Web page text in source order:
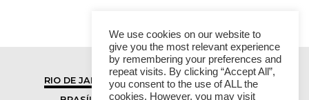
RIO DE JANEIRO
SÃO PAULO
We use cookies on our website to
give you the most relevant experience
by remembering your preferences and
repeat visits. By clicking “Accept All”,
you consent to the use of ALL the
cookies. However, you may visit